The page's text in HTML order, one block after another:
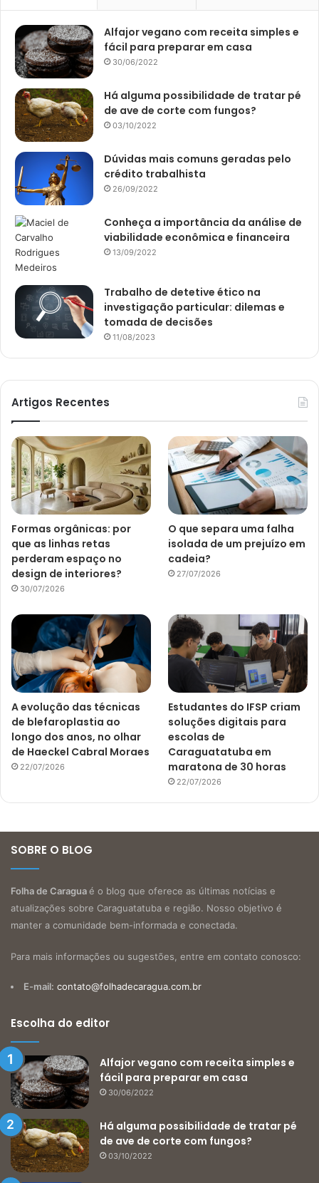
Alfajor vegano com receita simples e
fácil para preparar em casa
30/06/2022
Há alguma possibilidade de tratar pé
de ave de corte com fungos?
03/10/2022
Dúvidas mais comuns geradas pelo
crédito trabalhista
26/09/2022
Conheça a importância da análise de
viabilidade econômica e financeira
13/09/2022
Trabalho de detetive ético na
investigação particular: dilemas e
tomada de decisões
11/08/2023
Artigos Recentes
Formas orgânicas: por
que as linhas retas
perderam espaço no
design de interiores?
30/07/2026
O que separa uma falha
isolada de um prejuízo em
cadeia?
27/07/2026
A evolução das técnicas
de blefaroplastia ao
longo dos anos, no olhar
de Haeckel Cabral Moraes
22/07/2026
Estudantes do IFSP criam
soluções digitais para
escolas de
Caraguatatuba em
maratona de 30 horas
22/07/2026
SOBRE O BLOG
Folha de Caraguaé o blog que oferece as últimas notícias e
atualizações sobre Caraguatatuba e região. Nosso objetivo é
manter a comunidade bem-informada e conectada.
Para mais informações ou sugestões, entre em contato conosco:
E-mail: contato@folhadecaragua.com.br
Escolha do editor
Alfajor vegano com receita simples e
fácil para preparar em casa
30/06/2022
Há alguma possibilidade de tratar pé
de ave de corte com fungos?
03/10/2022